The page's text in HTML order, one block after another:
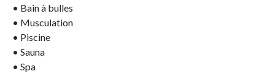
• Bain à bulles
• Musculation
• Piscine
• Sauna
• Spa